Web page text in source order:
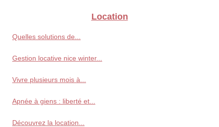
Location
Quelles solutions de...
Gestion locative nice winter...
Vivre plusieurs mois à...
Apnée à giens : liberté et...
Découvrez la location...